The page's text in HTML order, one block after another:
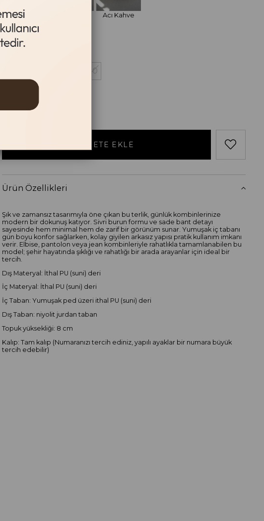
Siyah Acı Kahve
Beden Tablosu
40
Ürün Özellikleri
Şık ve zamansız tasarımıyla öne çıkan bu terlik, günlük kombinlerinize
modern bir dokunuş katıyor. Sivri burun formu ve sade bant detayı
sayesinde hem minimal hem de zarif bir görünüm sunar. Yumuşak iç tabanı
gün boyu konfor sağlarken, kolay giyilen arkasız yapısı pratik kullanım imkanı
verir. Elbise, pantolon veya jean kombinleriyle rahatlıkla tamamlanabilen bu
model; şehir hayatında şıklığı ve rahatlığı bir arada arayanlar için ideal bir
tercih.
Dış Materyal: İthal PU (suni) deri
İç Materyal: İthal PU (suni) deri
İç Taban: Yumuşak ped üzeri ithal PU (suni) deri
Dış Taban: niyolit jurdan taban
Topuk yüksekliği: 8 cm
Kalıp: Tam kalıp (Numaranızı tercih ediniz, yapılı ayaklar bir numara büyük
tercih edebilir)